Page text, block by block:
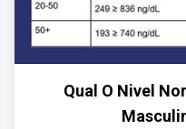
Qual O Nivel